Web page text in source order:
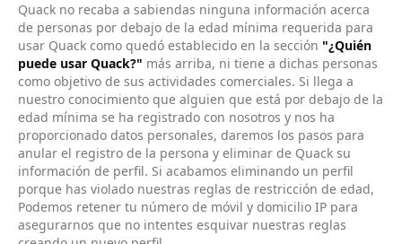
Quack no recaba a sabiendas ninguna información acerca
de personas por debajo de la edad mínima requerida para
usar Quack como quedó establecido en la sección "¿Quién
puede usar Quack?" más arriba, ni tiene a dichas personas
como objetivo de sus actividades comerciales. Si llega a
nuestro conocimiento que alguien que está por debajo de la
edad mínima se ha registrado con nosotros y nos ha
proporcionado datos personales, daremos los pasos para
anular el registro de la persona y eliminar de Quack su
información de perfil. Si acabamos eliminando un perfil
porque has violado nuestras reglas de restricción de edad,
Podemos retener tu número de móvil y domicilio IP para
asegurarnos que no intentes esquivar nuestras reglas